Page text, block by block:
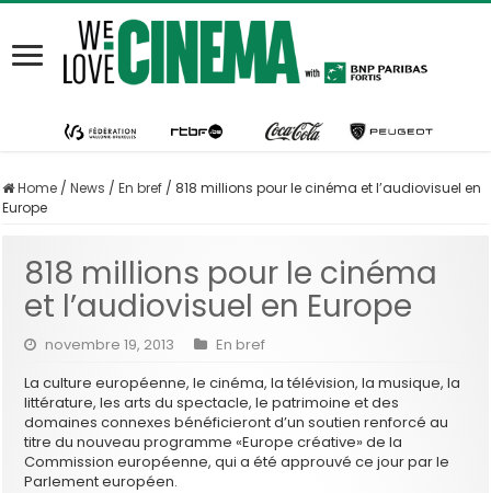
Home / News / En bref / 818 millions pour le cinéma et l’audiovisuel en
Europe
818 millions pour le cinéma
et l’audiovisuel en Europe
novembre 19, 2013
En bref
La culture européenne, le cinéma, la télévision, la musique, la
littérature, les arts du spectacle, le patrimoine et des
domaines connexes bénéficieront d’un soutien renforcé au
titre du nouveau programme «Europe créative» de la
Commission européenne, qui a été approuvé ce jour par le
Parlement européen.